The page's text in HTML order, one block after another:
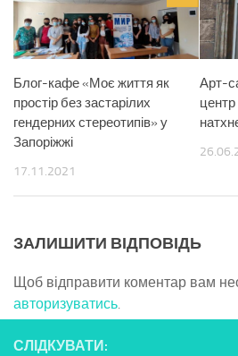
Блог-кафе «Моє життя як
простір без застарілих
гендерних стереотипів» у
Запоріжжі
17.11.2021
Арт-
ЗАЛИШИТИ ВІДПОВІДЬ
Щоб відправити коментар вам
авторизуватись.
СЛІДКУВАТИ: